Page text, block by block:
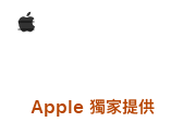
Apple
Apple 獨家提供